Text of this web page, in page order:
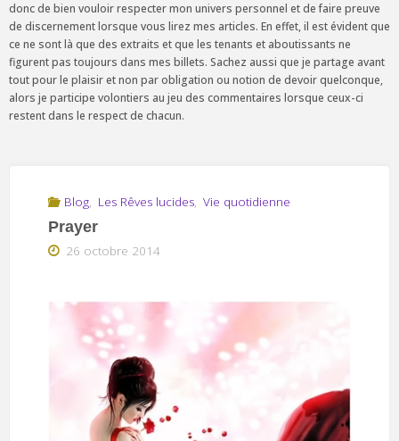
donc de bien vouloir respecter mon univers personnel et de faire preuve
de discernement lorsque vous lirez mes articles. En effet, il est évident que
ce ne sont là que des extraits et que les tenants et aboutissants ne
figurent pas toujours dans mes billets. Sachez aussi que je partage avant
tout pour le plaisir et non par obligation ou notion de devoir quelconque,
alors je participe volontiers au jeu des commentaires lorsque ceux-ci
restent dans le respect de chacun.
Blog, Les Rêves lucides, Vie quotidienne
Prayer
26 octobre 2014